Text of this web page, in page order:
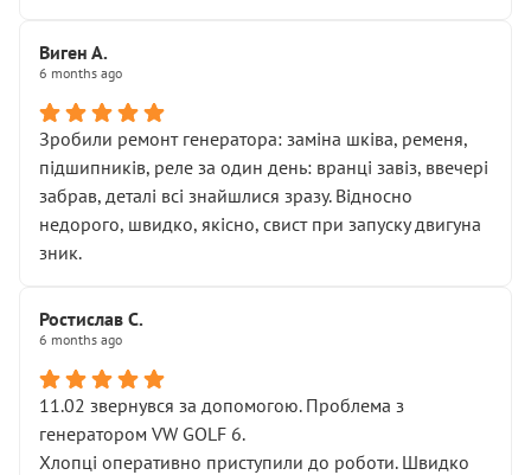
Виген А.
6 months ago
Зробили ремонт генератора: заміна шківа, ременя,
підшипників, реле за один день: вранці завіз, ввечері
забрав, деталі всі знайшлися зразу. Відносно
недорого, швидко, якісно, свист при запуску двигуна
зник.
Ростислав С.
6 months ago
11.02 звернувся за допомогою. Проблема з
генератором VW GOLF 6.
Хлопці оперативно приступили до роботи. Швидко